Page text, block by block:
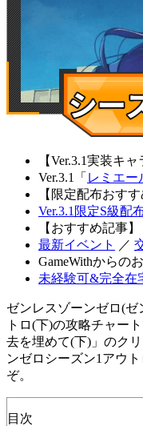
【Ver.3.1実装キャ
Ver.3.1「 レミエー
【限定配布おすす
Ver.3.1限定S級配
【おすすめ記事】
最新イベント
／
GameWithからの
未経験可&完全在
ゼンレスゾーンゼロ(
トロ(下)の攻略チャー
去を埋めて(下)」のク
ンゼロシーズン1アウ
ぞ。
目次